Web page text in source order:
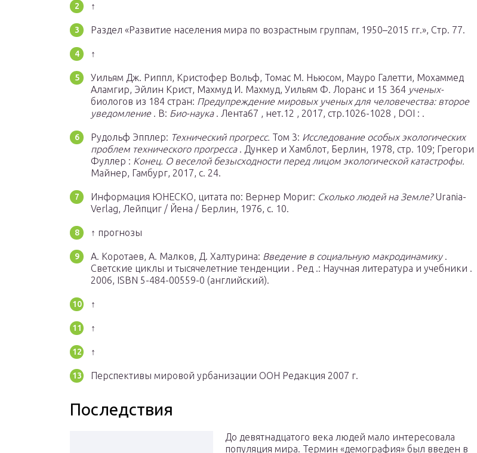
↑
Раздел «Развитие населения мира по возрастным группам, 1950–2015 гг.», Стр. 77.
↑
Уильям Дж. Риппл, Кристофер Вольф, Томас М. Ньюсом, Мауро Галетти, Мохаммед
Аламгир, Эйлин Крист, Махмуд И. Махмуд, Уильям Ф. Лоранс и 15 364 ученых-
биологов из 184 стран: Предупреждение мировых ученых для человечества: второе
уведомление. В: Био-наука. Лента67 , нет.12 , 2017, стр.1026-1028 , DOI : .
Рудольф Эпплер: Технический прогресс. Том 3: Исследование особых экологических
проблем технического прогресса. Дункер и Хамблот, Берлин, 1978, стр. 109; Грегори
Фуллер : Конец. О веселой безысходности перед лицом экологической катастрофы.
Майнер, Гамбург, 2017, с. 24.
Информация ЮНЕСКО, цитата по: Вернер Мориг: Сколько людей на Земле?Urania-
Verlag, Лейпциг / Йена / Берлин, 1976, с. 10.
↑ прогнозы
А. Коротаев, А. Малков, Д. Халтурина: Введение в социальную макродинамику.
Светские циклы и тысячелетние тенденции . Ред .: Научная литература и учебники .
2006, ISBN 5-484-00559-0 (английский).
↑
↑
↑
Перспективы мировой урбанизации ООН Редакция 2007 г.
Последствия
До девятнадцатого века людей мало интересовала
популяция мира. Термин «демография» был введен в